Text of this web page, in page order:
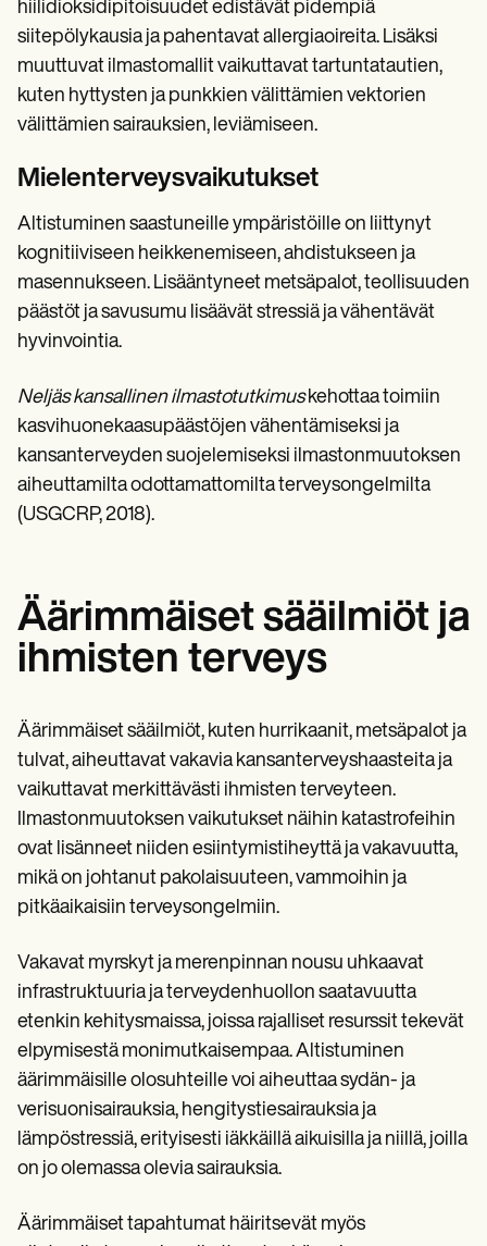
hiilidioksidipitoisuudet edistävät pidempiä
siitepölykausia ja pahentavat allergiaoireita. Lisäksi
muuttuvat ilmastomallit vaikuttavat tartuntatautien,
kuten hyttysten ja punkkien välittämien vektorien
välittämien sairauksien, leviämiseen.
Mielenterveysvaikutukset
Altistuminen saastuneille ympäristöille on liittynyt
kognitiiviseen heikkenemiseen, ahdistukseen ja
masennukseen. Lisääntyneet metsäpalot, teollisuuden
päästöt ja savusumu lisäävät stressiä ja vähentävät
hyvinvointia.
Neljäs kansallinen ilmastotutkimuskehottaa toimiin
kasvihuonekaasupäästöjen vähentämiseksi ja
kansanterveyden suojelemiseksi ilmastonmuutoksen
aiheuttamilta odottamattomilta terveysongelmilta
(USGCRP, 2018).
Äärimmäiset sääilmiöt ja
ihmisten terveys
Äärimmäiset sääilmiöt, kuten hurrikaanit, metsäpalot ja
tulvat, aiheuttavat vakavia kansanterveyshaasteita ja
vaikuttavat merkittävästi ihmisten terveyteen.
Ilmastonmuutoksen vaikutukset näihin katastrofeihin
ovat lisänneet niiden esiintymistiheyttä ja vakavuutta,
mikä on johtanut pakolaisuuteen, vammoihin ja
pitkäaikaisiin terveysongelmiin.
Vakavat myrskyt ja merenpinnan nousu uhkaavat
infrastruktuuria ja terveydenhuollon saatavuutta
etenkin kehitysmaissa, joissa rajalliset resurssit tekevät
elpymisestä monimutkaisempaa. Altistuminen
äärimmäisille olosuhteille voi aiheuttaa sydän- ja
verisuonisairauksia, hengitystiesairauksia ja
lämpöstressiä, erityisesti iäkkäillä aikuisilla ja niillä, joilla
on jo olemassa olevia sairauksia.
Äärimmäiset tapahtumat häiritsevät myös